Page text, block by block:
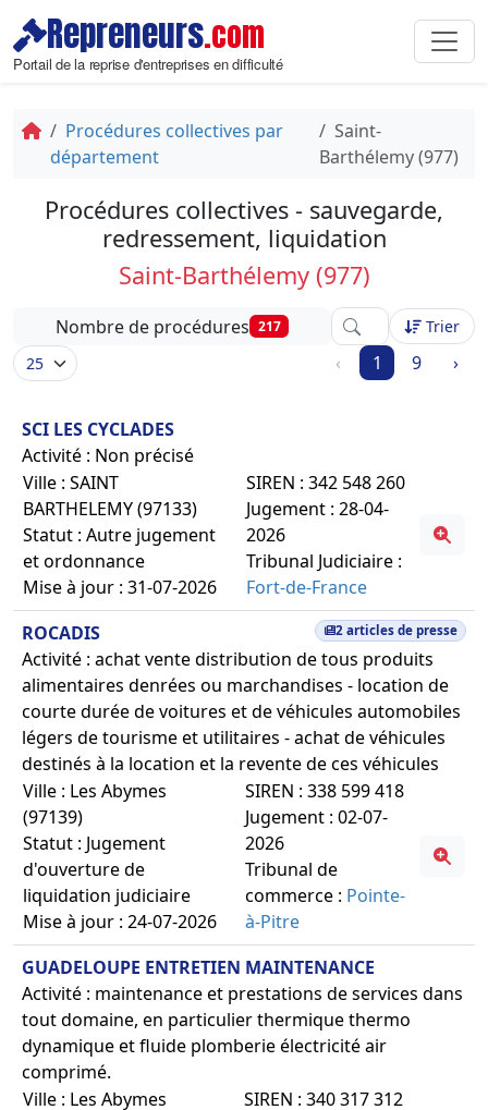
Repreneurs.com
Portail de la reprise d'entreprises en difficulté
Procédures collectives par
département
Saint-
Barthélemy (977)
Procédures collectives - sauvegarde,
redressement, liquidation
Saint-Barthélemy (977)
Nombre de procédures 217 Affinez votreTrier
‹ 1 9 ›
SCI LES CYCLADES
Activité : Non précisé
Ville : SAINT
BARTHELEMY (97133)
Statut : Autre jugement
et ordonnance
Mise à jour : 31-07-2026
SIREN : 342 548 260
Jugement : 28-04-
2026
Tribunal Judiciaire :
Fort-de-France
ROCADIS
2 articles de presse
Activité : achat vente distribution de tous produits
alimentaires denrées ou marchandises - location de
courte durée de voitures et de véhicules automobiles
légers de tourisme et utilitaires - achat de véhicules
destinés à la location et la revente de ces véhicules
Ville : Les Abymes
(97139)
Statut : Jugement
d'ouverture de
liquidation judiciaire
Mise à jour : 24-07-2026
SIREN : 338 599 418
Jugement : 02-07-
2026
Tribunal de
commerce : Pointe-
à-Pitre
GUADELOUPE ENTRETIEN MAINTENANCE
Activité : maintenance et prestations de services dans
tout domaine, en particulier thermique thermo
dynamique et fluide plomberie électricité air
comprimé.
Ville : Les Abymes
SIREN : 340 317 312